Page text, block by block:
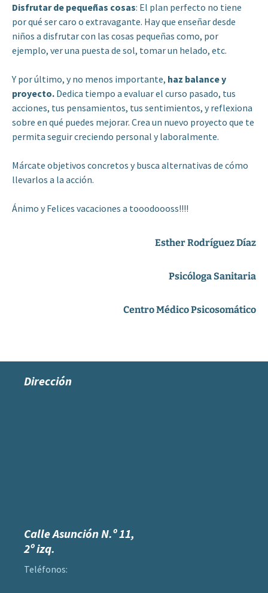
Disfrutar de pequeñas cosas: El plan perfecto no tiene
por qué ser caro o extravagante. Hay que enseñar desde
niños a disfrutar con las cosas pequeñas como, por
ejemplo, ver una puesta de sol, tomar un helado, etc.
Y por último, y no menos importante, haz balance y
proyecto. Dedica tiempo a evaluar el curso pasado, tus
acciones, tus pensamientos, tus sentimientos, y reflexiona
sobre en qué puedes mejorar. Crea un nuevo proyecto que te
permita seguir creciendo personal y laboralmente.
Márcate objetivos concretos y busca alternativas de cómo
llevarlos a la acción.
Ánimo y Felices vacaciones a tooodoooss!!!!
Esther Rodríguez Díaz
Psicóloga Sanitaria
Centro Médico Psicosomático
Dirección
Calle Asunción N.º 11,
2º izq.
Teléfonos: